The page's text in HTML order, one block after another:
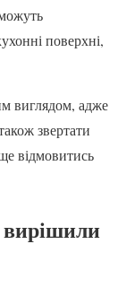
поверхні,
виглядом, адже
звертати
відмовитись